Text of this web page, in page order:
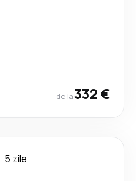
de la332 €
5 zile